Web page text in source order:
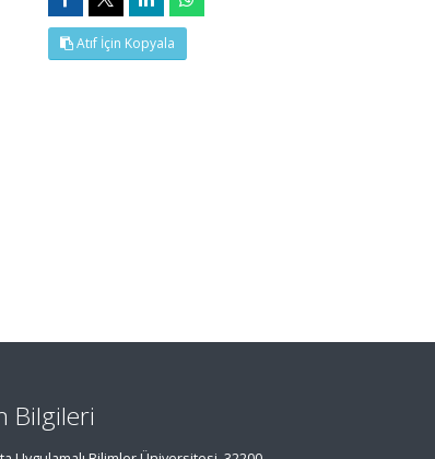
Atıf İçin Kopyala
Bilgileri